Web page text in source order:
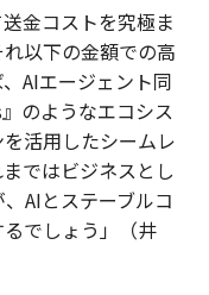
金コストを究極ま
以下の金額での高
AIエージェント同
のようなエコシス
活用したシームレ
ではビジネスとし
AIとステーブルコ
でしょう」（井